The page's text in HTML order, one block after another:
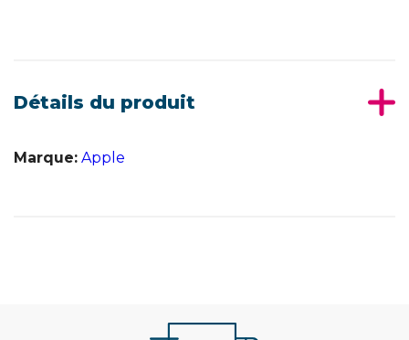
Détails du produit
Marque: Apple